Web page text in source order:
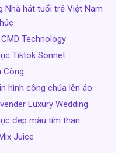
Nhà hát tuổi trẻ Việt Nam
Technology
Tiktok Sonnet
Còng
hình công chúa lên áo
Luxury Wedding
đẹp màu tím than
Juice